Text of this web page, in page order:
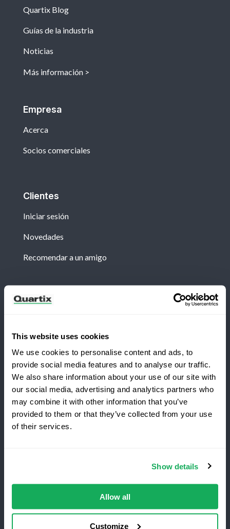
This website uses cookies
We use cookies to personalise content and ads, to
provide social media features and to analyse our traffic.
We also share information about your use of our site with
our social media, advertising and analytics partners who
may combine it with other information that you’ve
provided to them or that they’ve collected from your use
of their services.
Show details
Allow all
Customize
Quartix Blog
Guías de la industria
Noticias
Más información
Empresa
Acerca
Socios comerciales
Clientes
Iniciar sesión
Novedades
Recomendar a un amigo
Boletín
estudios de caso de Quartix.
Número de IVA registrado: FR89979868353
Términos y condicionesPolítica de privacidad
Nota legal
¿Te cambias a Quartix?
La localización GPS de vehículos mejor valorada,
Consigue el descuento